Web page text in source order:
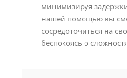
минимизируя
нашей помощью вы
сосредоточиться на
беспокоясь о